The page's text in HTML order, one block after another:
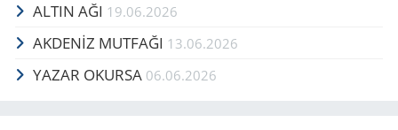
ALTIN AĞI 19.06.2026
AKDENİZ MUTFAĞI 13.06.2026
YAZAR OKURSA 06.06.2026